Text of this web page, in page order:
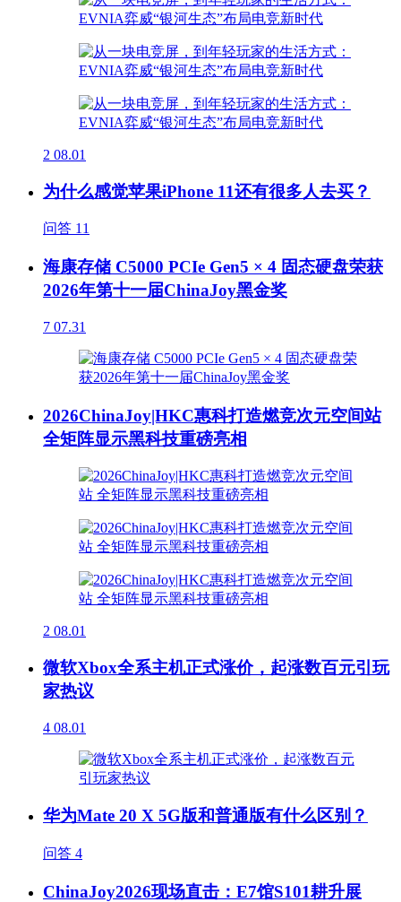
2 08.01
为什么感觉苹果iPhone 11还有很多人去买？
问答 11
海康存储 C5000 PCIe Gen5 × 4 固态硬盘荣获
2026年第十一届ChinaJoy黑金奖
7 07.31
2026ChinaJoy|HKC惠科打造燃竞次元空间站
全矩阵显示黑科技重磅亮相
2 08.01
微软Xbox全系主机正式涨价，起涨数百元引玩
家热议
4 08.01
华为Mate 20 X 5G版和普通版有什么区别？
问答 4
ChinaJoy2026现场直击：E7馆S101耕升展